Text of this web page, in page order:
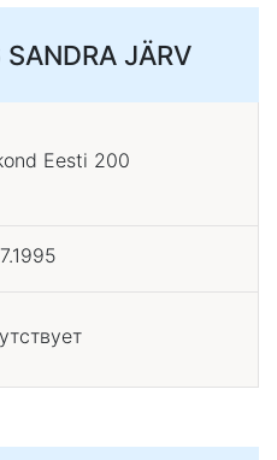
SANDRA JÄRV
Eesti 200